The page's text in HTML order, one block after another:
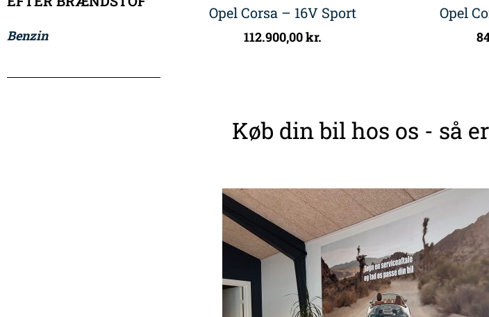
Benzin
Opel Corsa – 16V Sport
112.900,00kr.
Opel
Køb din bil hos os - så